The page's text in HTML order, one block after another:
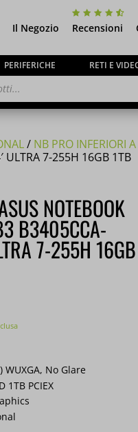
PERIFERICHE RETI E
Il Negozio Recensioni
/ NB PRO INFERIORI A
ULTRA 7-255H 16GB 1TB
NOTEBOOK
B3405CCA-
7-255H 16GB
No Glare
1TB PCIEX
giorni verranno
.